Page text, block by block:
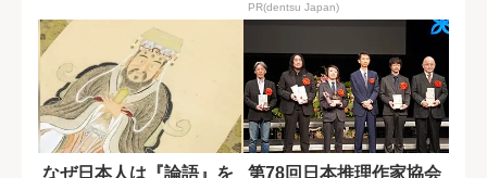
PR(dentsu Japan)
なぜ日本人は『論語』を 第78回日本推理作家協会